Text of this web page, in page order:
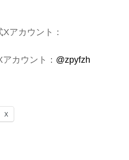
アカウント：
カウント： @zpyfzh
X